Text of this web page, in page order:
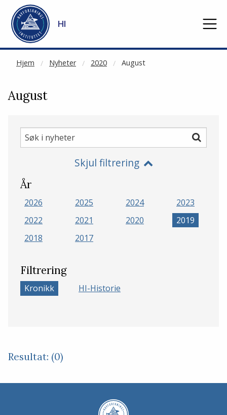
Gå til hovedinnhold
HI
Hjem Nyheter 2020 August
NOT CACHED
August
Søk
i
Søk
Skjul filtrering
År
2026 2025 2024
2023
2022
2021 2020
2019
2018
2017
Filtrering
Kronikk HI-Historie
Resultat: (0)